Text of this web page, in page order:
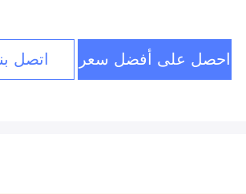
احصل على أفضل سعر اتصل